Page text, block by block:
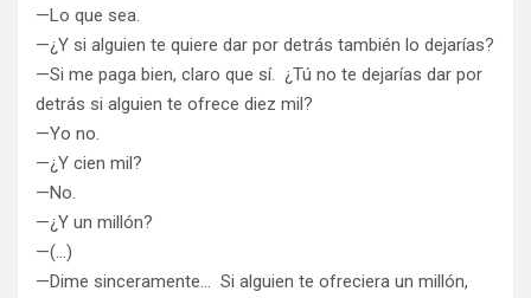
—Lo que sea.
—¿Y si alguien te quiere dar por detrás también lo dejarías?
—Si me paga bien, claro que sí. ¿Tú no te dejarías dar por
detrás si alguien te ofrece diez mil?
—Yo no.
—¿Y cien mil?
—No.
—¿Y un millón?
—(…)
—Dime sinceramente… Si alguien te ofreciera un millón,